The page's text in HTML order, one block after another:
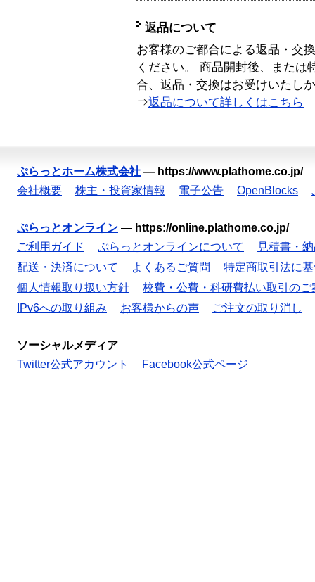
返品について
お客様のご都合による返品・交
ください。 商品開封後、または
合、返品・交換はお受けいたし
⇒返品について詳しくはこちら
ぷらっとホーム株式会社 — https://www.plathome.co.jp/
会社概要
株主・投資家情報 電子公告 OpenBlocks
ぷらっとオンライン — https://online.plathome.co.jp/
ご利用ガイド
ぷらっとオンラインについて
見積書・
配送・決済について
よくあるご質問
特定商取引法に
個人情報取り扱い方針
校費・公費・科研費払い取引のご
IPv6への取り組み
お客様からの声 ご注文の取り消し
ソーシャルメディア
Twitter公式アカウント
Facebook公式ページ